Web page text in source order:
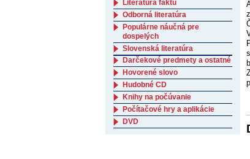
Literatúra faktu
Odborná literatúra
Populárne náučná pre
dospelých
Slovenská literatúra
Darčekové predmety a ostatné
Hovorené slovo
Hudobné CD
Knihy na počúvanie
Počítačové hry a aplikácie
DVD